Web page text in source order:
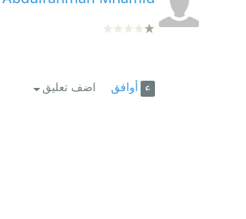
أوافق اضف تعليق